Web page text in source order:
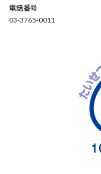
電話番号
03-3765-0011